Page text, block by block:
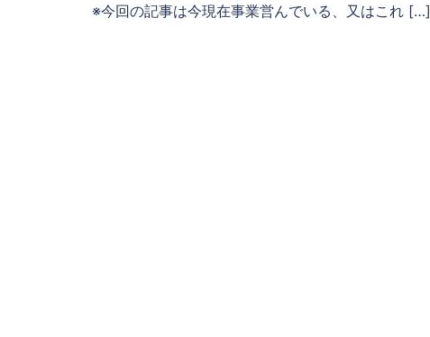
※今回の記事は今現在事業営んでいる、又はこれ […]